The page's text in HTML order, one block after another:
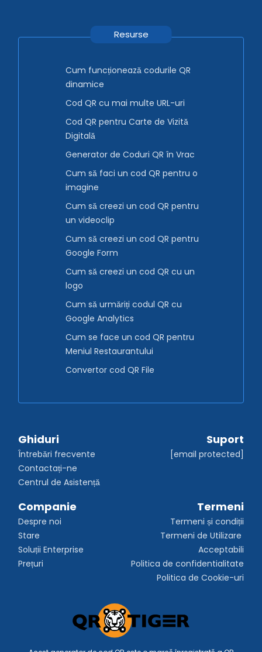
Resurse
Cum funcționează codurile QR
dinamice
Cod QR cu mai multe URL-uri
Cod QR pentru Carte de Vizită
Digitală
Generator de Coduri QR în Vrac
Cum să faci un cod QR pentru o
imagine
Cum să creezi un cod QR pentru
un videoclip
Cum să creezi un cod QR pentru
Google Form
Cum să creezi un cod QR cu un
logo
Cum să urmăriți codul QR cu
Google Analytics
Cum se face un cod QR pentru
Meniul Restaurantului
Convertor cod QR File
Ghiduri
Întrebări frecvente
Contactați-ne
Centrul de Asistență
Suport
[email protected]
Companie
Despre noi
Stare
Soluții Enterprise
Prețuri
Termeni
Termeni și condiții
Termeni de Utilizare
Acceptabili
Politica de confidentialitate
Politica de Cookie-uri